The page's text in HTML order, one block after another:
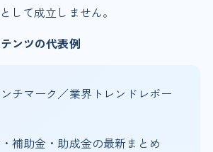
して成立しません。
ンツの代表例
チマーク／業界トレンドレポー
補助金・助成金の最新まとめ